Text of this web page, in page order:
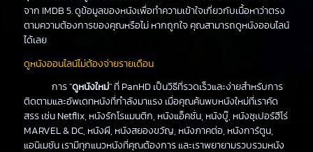
จาก IMDB 5. ดูข้อมูลของหนังเพื่อทำความเข้าใจเกี่ยวกับเนื้อหาว่าตรง
ตามความต้องการของคุณหรือไม่ หากถูกใจ คุณสามารถดูหนังออนไลน์
ได้เลย
ดูหนังออนไลน์ไม่ต้องจ่ายรายเดือน
การ "ดูหนังใหม่" ที่ PanHD เป็นวิธีที่รวดเร็วและง่ายสำหรับการ
ติดตามและอัพเดทหนังที่กำลังมาแรง เมื่อคุณค้นพบหนังใหม่ที่เราคัด
สรร เช่น Netflix, หนังรักโรแมนติก, หนังแอ็คชั่น, หนังบู๊, หนังซุเปอร์ฮีโร่
MARVEL & DC, หนังผี, หนังสยองขวัญ, หนังภาคต่อ, หนังการ์ตูน,
แอนิเมชัน เรามีทุกแนวหนังที่คุณต้องการ และเราพยายามรวบรวมหนัง